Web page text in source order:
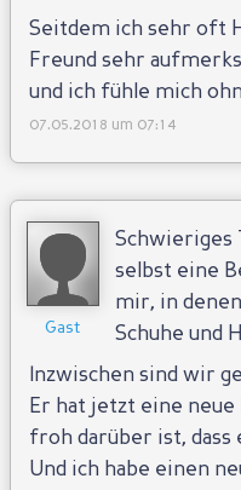
Seitdem ich sehr oft
Freund sehr
und ich fühle mich
07.05.2018 um 07:14
Gast
Schwieriges
selbst eine
mir, in
Schuhe und
Inzwischen sind wir
Er hat jetzt eine
froh darüber ist, dass
Und ich habe einen